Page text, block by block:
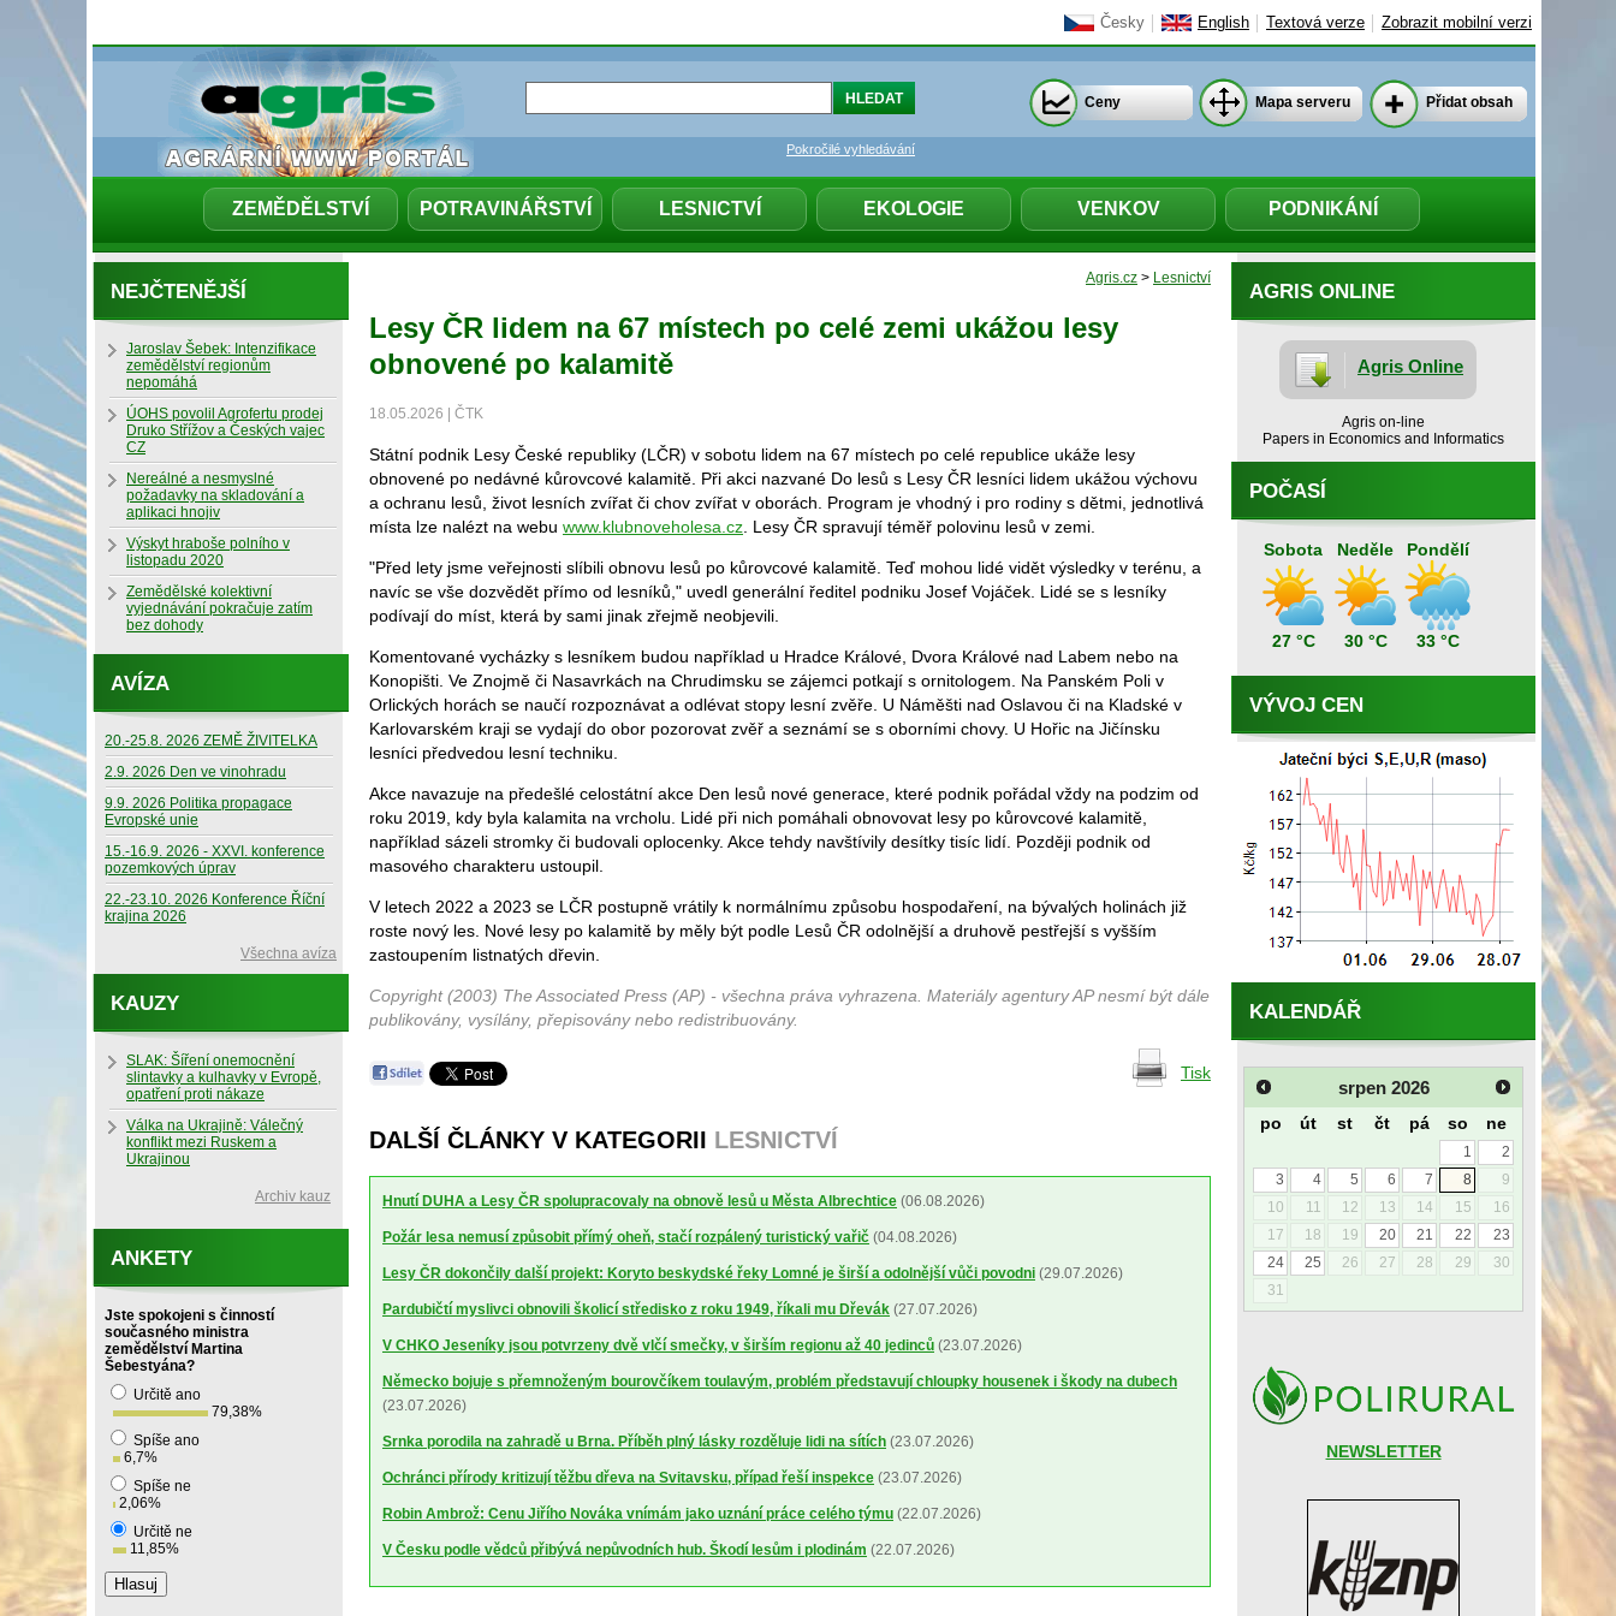
Česky English Textová verze Zobrazit mobilní verzi
ZEMĚDĚLSTVÍ POTRAVINÁŘSTVÍ LESNICTVÍ EKOLOGIE VENKOV PODNIKÁNÍ
Pokročilé vyhledávání
Ceny Mapa serveru Přidat obsah
Agris.cz > Lesnictví
Lesy ČR lidem na 67 místech po celé zemi ukážou lesy
obnovené po kalamitě
18.05.2026 | ČTK
Státní podnik Lesy České republiky (LČR) v sobotu lidem na 67 místech po celé republice ukáže lesy
obnovené po nedávné kůrovcové kalamitě. Při akci nazvané Do lesů s Lesy ČR lesníci lidem ukážou výchovu
a ochranu lesů, život lesních zvířat či chov zvířat v oborách. Program je vhodný i pro rodiny s dětmi, jednotlivá
místa lze nalézt na webu www.klubnoveholesa.cz . Lesy ČR spravují téměř polovinu lesů v zemi.
"Před lety jsme veřejnosti slíbili obnovu lesů po kůrovcové kalamitě. Teď mohou lidé vidět výsledky v terénu, a
navíc se vše dozvědět přímo od lesníků," uvedl generální ředitel podniku Josef Vojáček. Lidé se s lesníky
podívají do míst, která by sami jinak zřejmě neobjevili.
Komentované vycházky s lesníkem budou například u Hradce Králové, Dvora Králové nad Labem nebo na
Konopišti. Ve Znojmě či Nasavrkách na Chrudimsku se zájemci potkají s ornitologem. Na Panském Poli v
Orlických horách se naučí rozpoznávat a odlévat stopy lesní zvěře. U Náměšti nad Oslavou či na Kladské v
Karlovarském kraji se vydají do obor pozorovat zvěř a seznámí se s oborními chovy. U Hořic na Jičínsku
lesníci předvedou lesní techniku.
Akce navazuje na předešlé celostátní akce Den lesů nové generace, které podnik pořádal vždy na podzim od
roku 2019, kdy byla kalamita na vrcholu. Lidé při nich pomáhali obnovovat lesy po kůrovcové kalamitě,
například sázeli stromky či budovali oplocenky. Akce tehdy navštívily desítky tisíc lidí. Později podnik od
masového charakteru ustoupil.
V letech 2022 a 2023 se LČR postupně vrátily k normálnímu způsobu hospodaření, na bývalých holinách již
roste nový les. Nové lesy po kalamitě by měly být podle Lesů ČR odolnější a druhově pestřejší s vyšším
zastoupením listnatých dřevin.
Copyright (2003) The Associated Press (AP) - všechna práva vyhrazena. Materiály agentury AP nesmí být dále
publikovány, vysílány, přepisovány nebo redistribuovány.
Tisk
DALŠÍ ČLÁNKY V KATEGORII LESNICTVÍ
Hnutí DUHA a Lesy ČR spolupracovaly na obnově lesů u Města Albrechtice (06.08.2026)
Požár lesa nemusí způsobit přímý oheň, stačí rozpálený turistický vařič (04.08.2026)
Lesy ČR dokončily další projekt: Koryto beskydské řeky Lomné je širší a odolnější vůči povodni (29.07.2026)
Pardubičtí myslivci obnovili školicí středisko z roku 1949, říkali mu Dřevák (27.07.2026)
V CHKO Jeseníky jsou potvrzeny dvě vlčí smečky, v širším regionu až 40 jedinců (23.07.2026)
Německo bojuje s přemnoženým bourovčíkem toulavým, problém představují chloupky housenek i škody na dubech
(23.07.2026)
Srnka porodila na zahradě u Brna. Příběh plný lásky rozděluje lidi na sítích (23.07.2026)
Ochránci přírody kritizují těžbu dřeva na Svitavsku, případ řeší inspekce (23.07.2026)
Robin Ambrož: Cenu Jiřího Nováka vnímám jako uznání práce celého týmu (22.07.2026)
V Česku podle vědců přibývá nepůvodních hub. Škodí lesům i plodinám (22.07.2026)
AGRIS ONLINE
Agris Online
Agris on-line
Papers in Economics and Informatics
POČASÍ
Sobota
27 °C
Neděle
30 °C
Pondělí
33 °C
VÝVOJ CEN
KALENDÁŘ
srpen 2026
po út st čt pá so ne
1
2
3
4 5 6 7 8
9
10
11 12 13 14 15
16
17
18 19 20 21 22
23
24
25 26 27 28 29
30
31
NEWSLETTER
NEJČTENĚJŠÍ
Jaroslav Šebek: Intenzifikace
zemědělství regionům
nepomáhá
ÚOHS povolil Agrofertu prodej
Druko Střížov a Českých vajec
CZ
Nereálné a nesmyslné
požadavky na skladování a
aplikaci hnojiv
Výskyt hraboše polního v
listopadu 2020
Zemědělské kolektivní
vyjednávání pokračuje zatím
bez dohody
AVÍZA
20.-25.8. 2026 ZEMĚ ŽIVITELKA
2.9. 2026 Den ve vinohradu
9.9. 2026 Politika propagace
Evropské unie
15.-16.9. 2026 - XXVI. konference
pozemkových úprav
22.-23.10. 2026 Konference Říční
krajina 2026
Všechna avíza
KAUZY
SLAK: Šíření onemocnění
slintavky a kulhavky v Evropě,
opatření proti nákaze
Válka na Ukrajině: Válečný
konflikt mezi Ruskem a
Ukrajinou
Archiv kauz
ANKETY
Jste spokojeni s činností
současného ministra
zemědělství Martina
Šebestyána?
Určitě ano
79,38%
Spíše ano
6,7%
Spíše ne
2,06%
Určitě ne
11,85%